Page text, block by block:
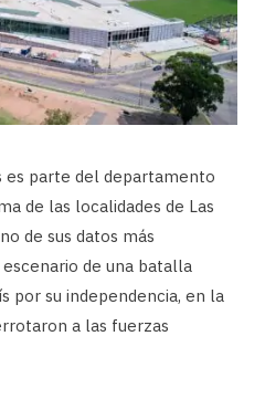
es parte del departamento
de las localidades de Las
de sus datos más
de una batalla
por su independencia, en la
a las fuerzas